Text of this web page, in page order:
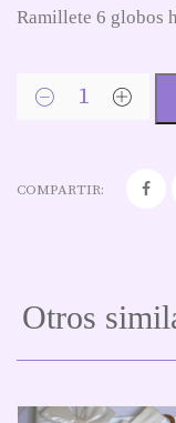
Ramillete 6 globos
COMPARTIR:
Otros